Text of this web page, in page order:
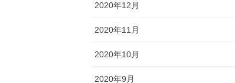
2020年12月
2020年11月
2020年10月
2020年9月